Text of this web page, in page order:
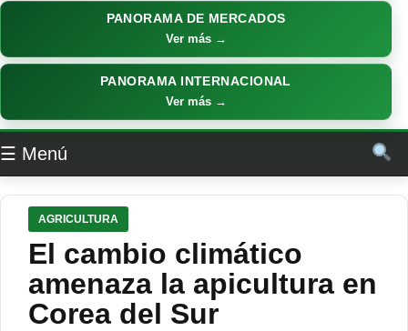
PANORAMA DE MERCADOS
Ver más →
PANORAMA INTERNACIONAL
Ver más →
☰ Menú
AGRICULTURA
El cambio climático
amenaza la apicultura en
Corea del Sur